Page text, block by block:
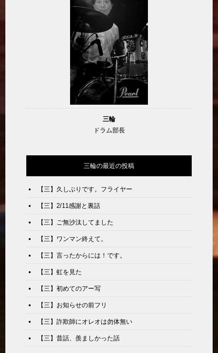
三輪
ドラム部長
三輪の最近の投稿
【三】久しぶりです。フライヤー
【三】2/11感謝と裏話
【三】ご無沙汰してました
【三】ワンマン終えて。
【三】言ったからには！です。
【三】虹を見た
【三】初めてのアー写
【三】お知らせの前フリ
【三】詐欺師にオレオは勿体無い
【三】昔話、羨ましかった話